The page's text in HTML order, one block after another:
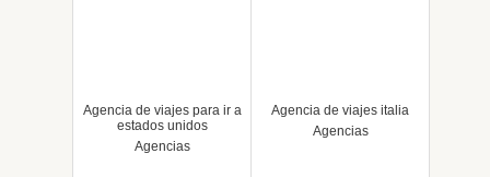
Agencia de viajes para ir a
estados unidos
Agencias
Agencia de viajes italia
Agencias